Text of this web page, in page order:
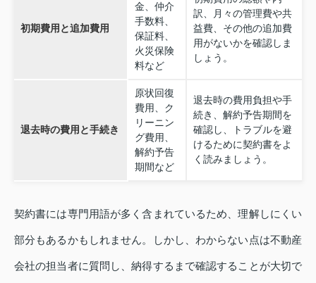
初期費用と追加費用
金、仲介
手数料、
保証料、
火災保険
料など
訳、月々の管理費や共
益費、その他の追加費
用がないかを確認しま
しょう。
退去時の費用と手続き
原状回復
費用、ク
リーニン
グ費用、
解約予告
期間など
退去時の費用負担や手
続き、解約予告期間を
確認し、トラブルを避
けるために契約書をよ
く読みましょう。
契約書には専門用語が多く含まれているため、理解しにくい
部分もあるかもしれません。しかし、わからない点は不動産
会社の担当者に質問し、納得するまで確認することが大切で